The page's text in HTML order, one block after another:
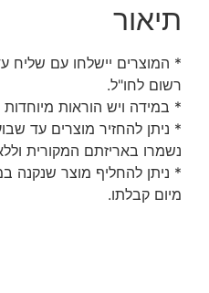
תיאור
* המוצרים יישלחו עם שליח
רשום לחו"ל.
* במידה ויש הוראות
* ניתן להחזיר מוצרים עד
נשמרו באריזתם המקורית
מיום קבלתו.